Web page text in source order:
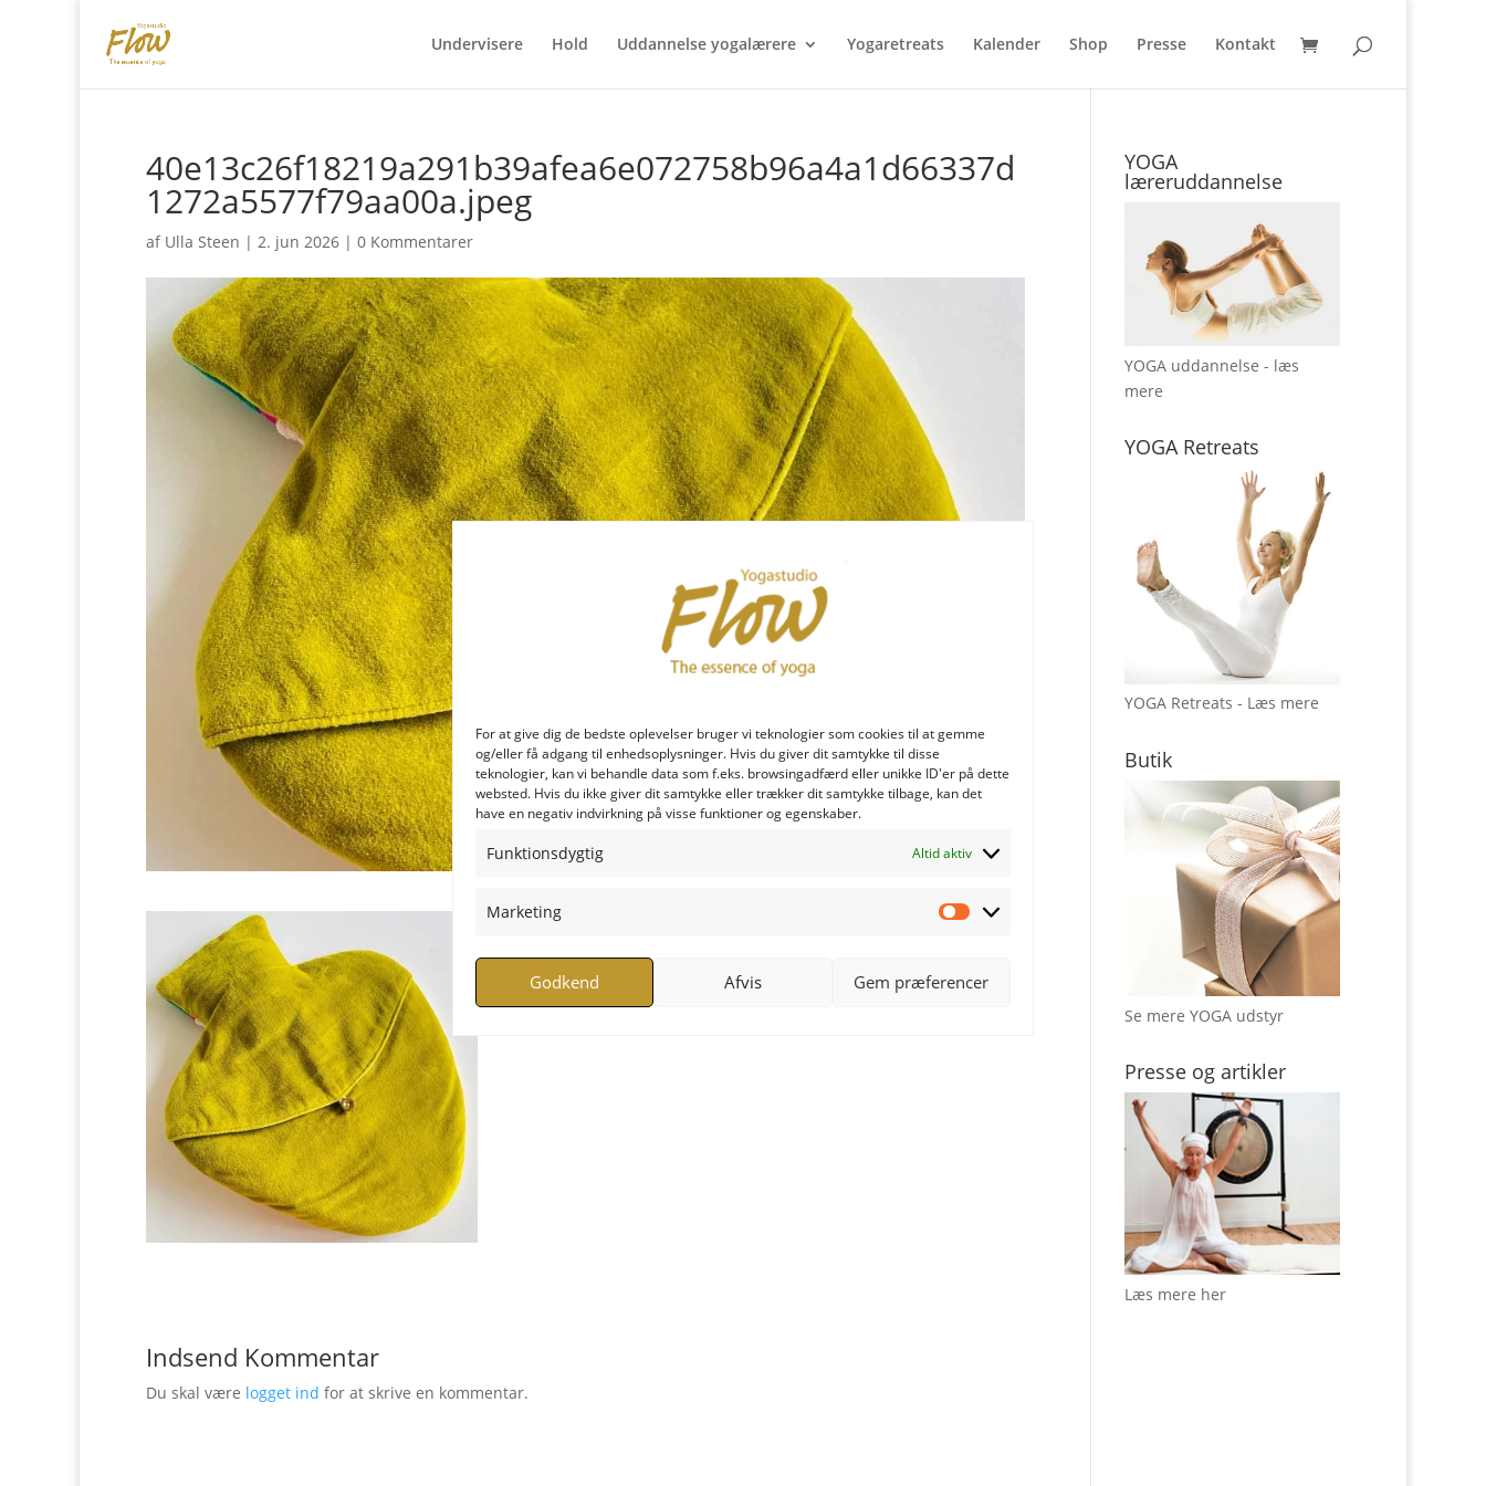
For at give dig de bedste oplevelser bruger vi teknologier som cookies til at gemme
og/eller få adgang til enhedsoplysninger. Hvis du giver dit samtykke til disse
teknologier, kan vi behandle data som f.eks. browsingadfærd eller unikke ID'er på dette
websted. Hvis du ikke giver dit samtykke eller trækker dit samtykke tilbage, kan det
have en negativ indvirkning på visse funktioner og egenskaber.
Funktionsdygtig Altid aktiv
Marketing
Marketing
Godkend Afvis Gem præferencer
Undervisere Hold Uddannelse yogalærere Yogaretreats Kalender Shop Presse Kontakt
40e13c26f18219a291b39afea6e072758b96a4a1d66337d
1272a5577f79aa00a.jpeg
af Ulla Steen | 2. jun 2026 | 0 Kommentarer
Indsend Kommentar
Du skal være logget ind for at skrive en kommentar.
YOGA
læreruddannelse
YOGA uddannelse - læs
mere
YOGA Retreats
YOGA Retreats - Læs mere
Butik
Se mere YOGA udstyr
Presse og artikler
Læs mere her